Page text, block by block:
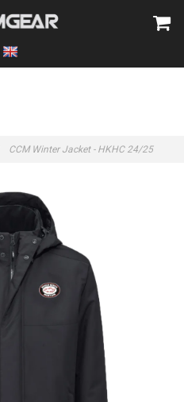
CCM Winter Jacket - HKHC 24/25